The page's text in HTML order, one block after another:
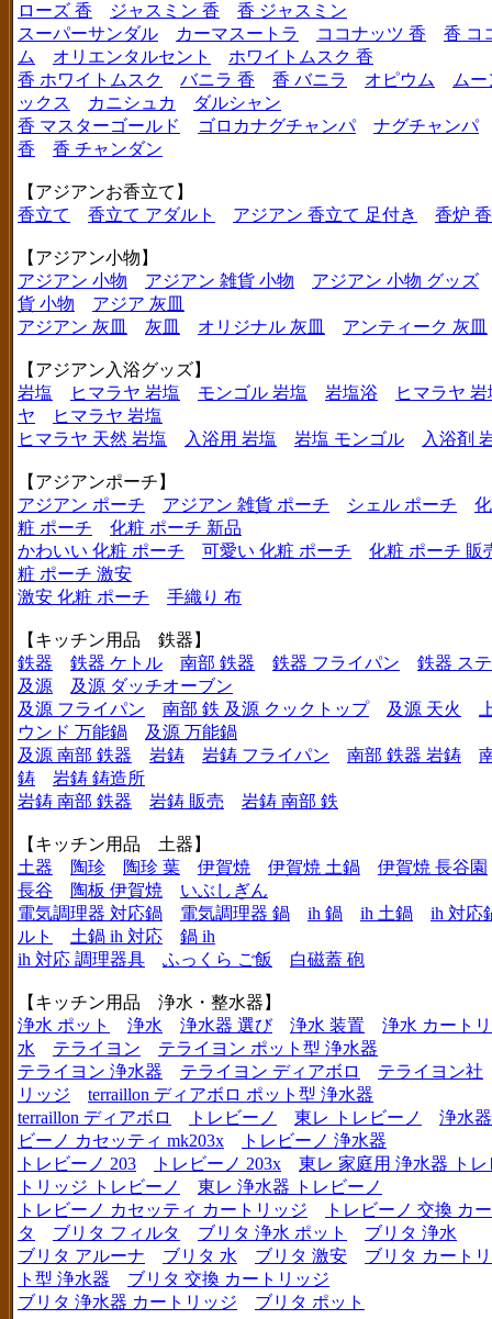
ローズ 香
ジャスミン 香
香 ジャスミン
スーパーサンダル
カーマスートラ ココナッツ 香
香 コ
ム
オリエンタルセント
ホワイトムスク 香
香 ホワイトムスク
バニラ 香 香 バニラ オピウム
ムー
ックス
カニシュカ
ダルシャン
香 マスターゴールド
ゴロカナグチャンパ
ナグチャンパ
香
香 チャンダン
【アジアンお香立て】
香立て
香立て アダルト アジアン 香立て 足付き 香炉
【アジアン小物】
アジアン 小物
アジアン 雑貨 小物
アジアン 小物 グッズ
貨 小物
アジア 灰皿
アジアン 灰皿
灰皿 オリジナル 灰皿 アンティーク 灰皿
【アジアン入浴グッズ】
岩塩
ヒマラヤ 岩塩 モンゴル 岩塩 岩塩浴
ヒマラヤ
ヤ
ヒマラヤ 岩塩
ヒマラヤ 天然 岩塩
入浴用 岩塩 岩塩 モンゴル 入浴剤
【アジアンポーチ】
アジアン ポーチ
アジアン 雑貨 ポーチ シェル ポーチ
粧 ポーチ
化粧 ポーチ 新品
かわいい 化粧 ポーチ
可愛い 化粧 ポーチ
化粧 ポーチ 販
粧 ポーチ 激安
激安 化粧 ポーチ
手織り 布
【キッチン用品 鉄器】
鉄器
鉄器 ケトル 南部 鉄器 鉄器 フライパン
鉄器 ス
及源
及源 ダッチオーブン
及源 フライパン
南部 鉄 及源 クックトップ 及源 天火
ウンド 万能鍋
及源 万能鍋
及源 南部 鉄器
岩鋳 岩鋳 フライパン 南部 鉄器 岩鋳
鋳
岩鋳 鋳造所
岩鋳 南部 鉄器
岩鋳 販売 岩鋳 南部 鉄
【キッチン用品 土器】
土器
陶珍 陶珍 葉 伊賀焼 伊賀焼 土鍋
伊賀焼 長谷園
長谷
陶板 伊賀焼
いぶしぎん
電気調理器 対応鍋
電気調理器 鍋 ih 鍋 ih 土鍋
ih 対応
ルト
土鍋 ih 対応
鍋 ih
ih 対応 調理器具
ふっくら ご飯 白磁蓋 砲
【キッチン用品 浄水・整水器】
浄水 ポット
浄水 浄水器 選び 浄水 装置
浄水 カート
水
テライヨン
テライヨン ポット型 浄水器
テライヨン 浄水器
テライヨン ディアボロ
テライヨン社
リッジ
terraillon ディアボロ ポット型 浄水器
terraillon ディアボロ
トレビーノ 東レ トレビーノ
浄水
ビーノ カセッティ mk203x
トレビーノ 浄水器
トレビーノ 203
トレビーノ 203x
東レ 家庭用 浄水器 トレ
トリッジ トレビーノ
東レ 浄水器 トレビーノ
トレビーノ カセッティ カートリッジ
トレビーノ 交換 カ
タ
ブリタ フィルタ ブリタ 浄水 ポット
ブリタ 浄水
ブリタ アルーナ
ブリタ 水 ブリタ 激安
ブリタ カート
ト型 浄水器
ブリタ 交換 カートリッジ
ブリタ 浄水器 カートリッジ
ブリタ ポット